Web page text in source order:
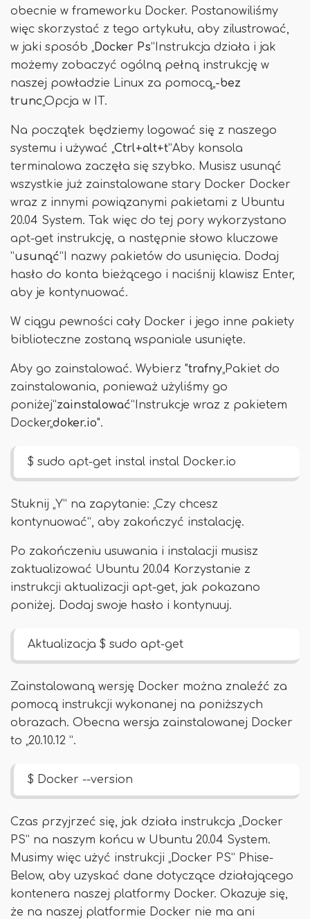
obecnie w frameworku Docker. Postanowiliśmy
więc skorzystać z tego artykułu, aby zilustrować,
w jaki sposób „Docker Ps”Instrukcja działa i jak
możemy zobaczyć ogólną pełną instrukcję w
naszej powładzie Linux za pomocą„-bez
trunc„Opcja w IT.
Na początek będziemy logować się z naszego
systemu i używać „Ctrl+alt+t”Aby konsola
terminalowa zaczęła się szybko. Musisz usunąć
wszystkie już zainstalowane stary Docker Docker
wraz z innymi powiązanymi pakietami z Ubuntu
20.04 System. Tak więc do tej pory wykorzystano
apt-get instrukcję, a następnie słowo kluczowe
”usunąć”I nazwy pakietów do usunięcia. Dodaj
hasło do konta bieżącego i naciśnij klawisz Enter,
aby je kontynuować.
W ciągu pewności cały Docker i jego inne pakiety
biblioteczne zostaną wspaniale usunięte.
Aby go zainstalować. Wybierz "trafny„Pakiet do
zainstalowania, ponieważ użyliśmy go
poniżej”zainstalować”Instrukcje wraz z pakietem
Docker„doker.io".
$ sudo apt-get instal instal Docker.io
Stuknij „Y” na zapytanie: „Czy chcesz
kontynuować”, aby zakończyć instalację.
Po zakończeniu usuwania i instalacji musisz
zaktualizować Ubuntu 20.04 Korzystanie z
instrukcji aktualizacji apt-get, jak pokazano
poniżej. Dodaj swoje hasło i kontynuuj.
Aktualizacja $ sudo apt-get
Zainstalowaną wersję Docker można znaleźć za
pomocą instrukcji wykonanej na poniższych
obrazach. Obecna wersja zainstalowanej Docker
to „20.10.12 ”.
$ Docker --version
Czas przyjrzeć się, jak działa instrukcja „Docker
PS” na naszym końcu w Ubuntu 20.04 System.
Musimy więc użyć instrukcji „Docker PS” Phise-
Below, aby uzyskać dane dotyczące działającego
kontenera naszej platformy Docker. Okazuje się,
że na naszej platformie Docker nie ma ani